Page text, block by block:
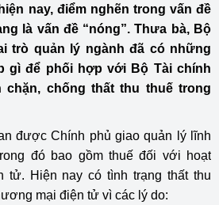
nay, điểm nghẽn trong vấn đề
là vấn đề “nóng”. Thưa bà, Bộ
trò quản lý ngành đã có những
gì để phối hợp với Bộ Tài chính
chặn, chống thất thu thuế trong
được Chính phủ giao quản lý lĩnh
đó bao gồm thuế đối với hoạt
tử. Hiện nay có tình trạng thất thu
mại điện tử vì các lý do: